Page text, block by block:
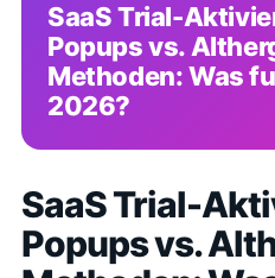
SaaS Trial-
Popups vs.
Methoden: Was
2026?
SaaS Trial-
Popups vs.